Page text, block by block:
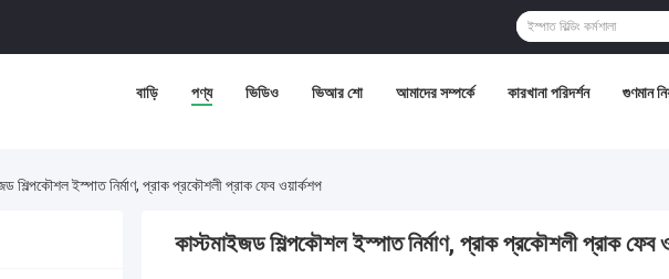
বাড়ি পণ্য ভিডিও ভিআর শো আমাদের সম্পর্কে কারখানা পরিদর্শন গুণমান
শিল্পকৌশল ইস্পাত নির্মাণ, প্রাক প্রকৌশলী প্রাক ফেব ওয়ার্কশপ
কাস্টমাইজড শিল্পকৌশল ইস্পাত নির্মাণ, প্রাক প্রকৌশলী প্রাক ফেব